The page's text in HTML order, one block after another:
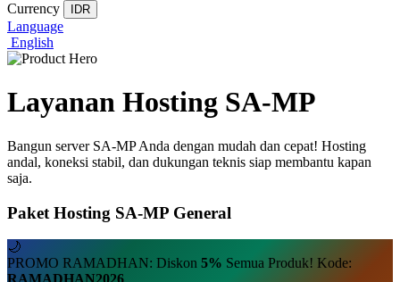
Currency
IDR
Language
English
Layanan Hosting SA-MP
Bangun server SA-MP Anda dengan mudah dan cepat! Hosting
andal, koneksi stabil, dan dukungan teknis siap membantu kapan
saja.
Paket Hosting SA-MP General
🌙
PROMO RAMADHAN: Diskon 5% Semua Produk! Kode: